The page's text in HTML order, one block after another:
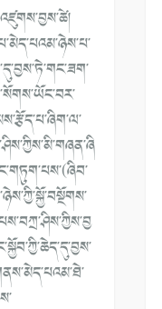
བྱས་ཏེ་གང་ཟག་
བར་
་སྐྱོ་བསྔོགས་